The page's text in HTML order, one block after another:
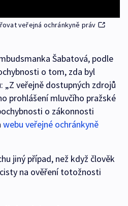
veřejná ochránkyně práv
Šabatová, podle
o tom, zda byl
„Z veřejně dostupných zdrojů
prohlášení mluvčího pražské
o zákonnosti
webu veřejné ochránkyně
jiný případ, než když člověk
na ověření totožnosti